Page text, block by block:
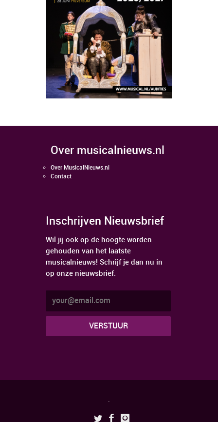
over musicalnieuws.nl
Over MusicalNieuws.nl
Contact
Inschrijven Nieuwsbrief
Wil jij ook op de hoogte worden
gehouden van het laatste
musicalnieuws! Schrijf je dan nu in
op onze nieuwsbrief.
.